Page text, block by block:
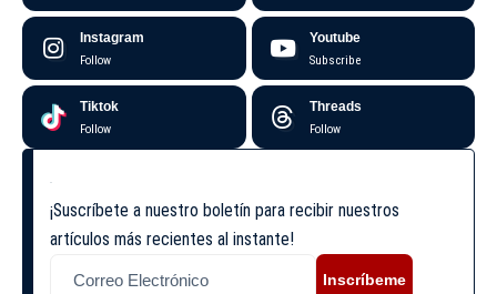
Instagram
Follow
Youtube
Subscribe
Tiktok
Follow
Threads
Follow
¡Suscríbete a nuestro boletín para recibir nuestros
artículos más recientes al instante!
Inscríbeme